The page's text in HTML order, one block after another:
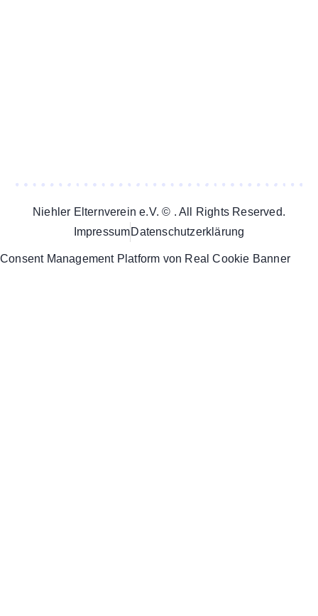
Niehler Elternverein e.V. © . All Rights Reserved.
ImpressumDatenschutzerklärung
Consent Management Platform von Real Cookie Banner